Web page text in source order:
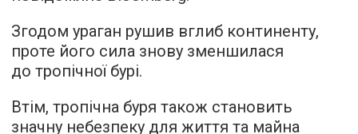
Згодом ураган рушив вглиб континенту,
проте його сила знову зменшилася
до тропічної бурі.
Втім, тропічна буря також становить
значну небезпеку для життя та майна